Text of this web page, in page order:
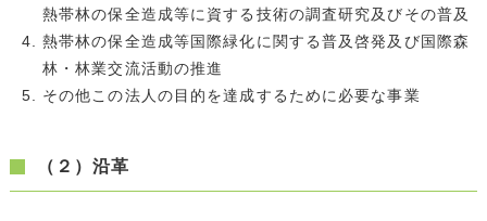
熱帯林の保全造成等に資する技術の調査研究及びその普及
熱帯林の保全造成等国際緑化に関する普及啓発及び国際森
林・林業交流活動の推進
その他この法人の目的を達成するために必要な事業
（２）沿革